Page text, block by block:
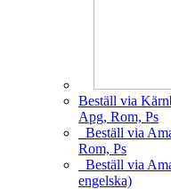
Beställ via
Apg, Rom, Ps
Beställ via
Rom, Ps
Beställ via
engelska)